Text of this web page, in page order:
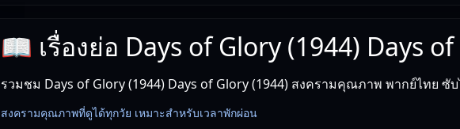
📖 เรื่องย่อ Days of Glory (1944) Days
รวมชม Days of Glory (1944) Days of Glory (1944) สงครามคุณภาพ พากย์ไทย ซั
สงครามคุณภาพที่ดูได้ทุกวัย เหมาะสำหรับเวลาพักผ่อน